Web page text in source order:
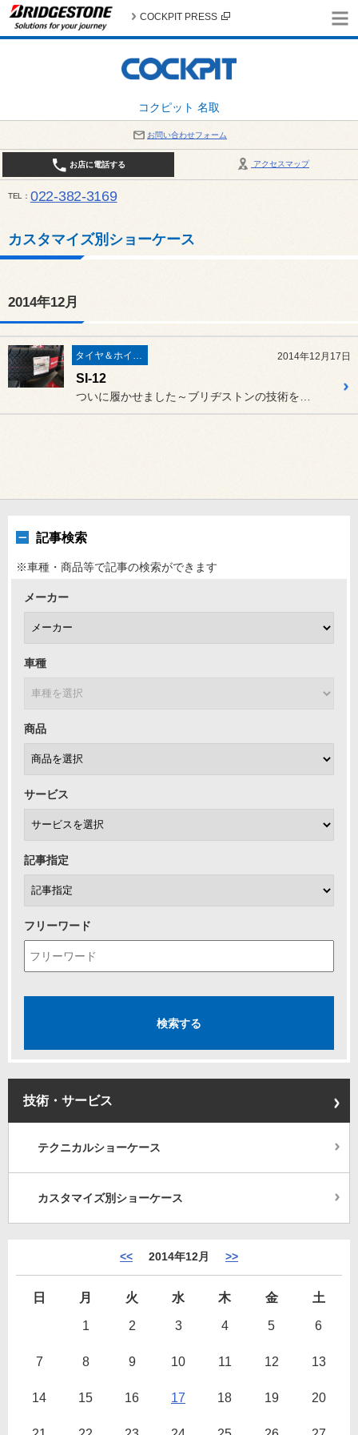
コクピット 名取
COCKPIT PRESS
お問い合わせフォーム
アクセスマップ
お店に電話する
TEL 022-382-3169
カスタマイズ別ショーケース
2014年12月
タイヤ＆ホイール 2014年12月17日
SI-12
記事検索
※車種・商品等で記事の検索ができます
メーカー
車種
商品
サービス
記事指定
フリーワード
技術・サービス
テクニカルショーケース
カスタマイズ別ショーケース
<< 2014年12月 >>
日 月 火 水 木 金
土
1
2 3 4 5 6
7 8 9 10 11 12 13
14 15 16 17 18 19 20